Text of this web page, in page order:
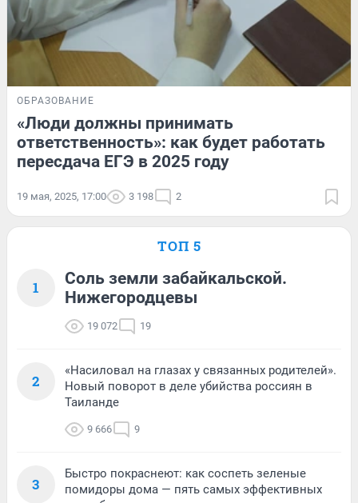
ОБРАЗОВАНИЕ
«Люди должны принимать
ответственность»: как будет работать
пересдача ЕГЭ в 2025 году
19 мая, 2025, 17:00 3 198 2
ТОП 5
1
Соль земли забайкальской.
Нижегородцевы
19 072 19
2
«Насиловал на глазах у связанных родителей».
Новый поворот в деле убийства россиян в
Таиланде
9 666 9
3
Быстро покраснеют: как соспеть зеленые
помидоры дома — пять самых эффективных